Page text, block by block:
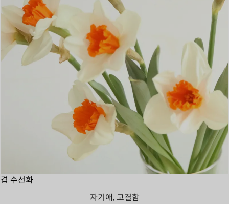
겹 수선화
자기애, 고결함